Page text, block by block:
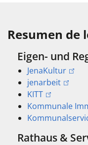
Resumen de
Eigen- und
JenaKultur
jenarbeit
KITT
Kommunale
Rathaus &